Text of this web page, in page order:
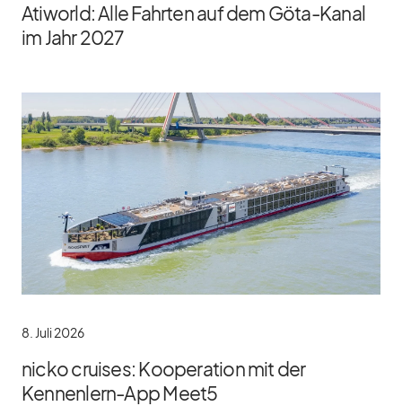
Atiworld: Alle Fahrten auf dem Göta-Kanal
im Jahr 2027
8. Juli 2026
nicko cruises: Kooperation mit der
Kennenlern-App Meet5